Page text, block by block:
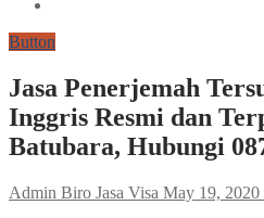
Button
Jasa Penerjemah
Inggris Resmi dan
Batubara, Hubungi
Admin Biro Jasa Visa May 19, 2020